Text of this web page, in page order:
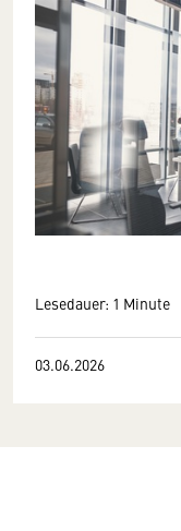
Lesedauer: 1 Minute
03.06.2026